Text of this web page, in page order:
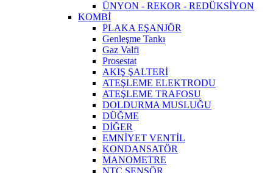
ÜNYON - REKOR - REDÜKSİYON
KOMBİ
PLAKA EŞANJÖR
Genleşme Tankı
Gaz Valfi
Prosestat
AKIŞ ŞALTERİ
ATEŞLEME ELEKTRODU
ATEŞLEME TRAFOSU
DOLDURMA MUSLUĞU
DÜĞME
DİĞER
EMNİYET VENTİL
KONDANSATÖR
MANOMETRE
NTC SENSÖR